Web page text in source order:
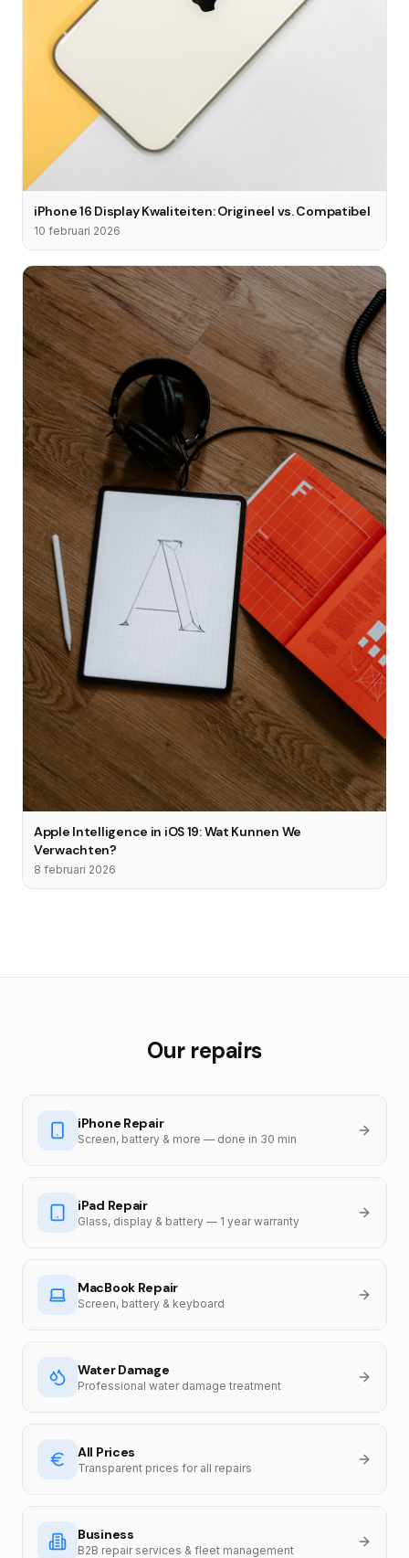
iPhone 16 Display Kwaliteiten: Origineel vs. Compatibel
10 februari 2026
Apple Intelligence in iOS 19: Wat Kunnen We
Verwachten?
8 februari 2026
Our repairs
iPhone Repair
Screen, battery & more — done in 30 min
iPad Repair
Glass, display & battery — 1 year warranty
MacBook Repair
Screen, battery & keyboard
Water Damage
Professional water damage treatment
All Prices
Transparent prices for all repairs
Business
B2B repair services & fleet management